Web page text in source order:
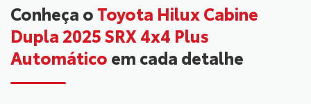
Conheça o Toyota Hilux Cabine
Dupla 2025 SRX 4x4 Plus
Automático em cada detalhe